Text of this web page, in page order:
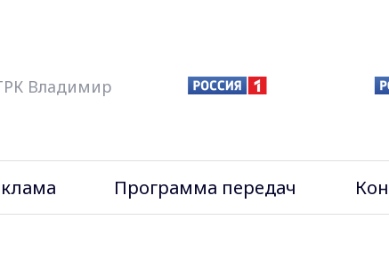
Владимир
Программа передач